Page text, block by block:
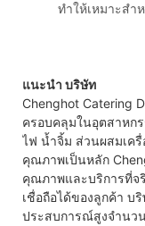
ทำให้เหมาะสำ
แนะนำ บริษัท
Chenghot Catering
ครอบคลุมในอุตสาหก
ไฟ น้ำจิ้ม ส่วนผสมเค
คุณภาพเป็นหลัก
คุณภาพและบริการที่จ
เชื่อถือได้ของลูกค้า บ
ประสบการณ์สูงจำนว